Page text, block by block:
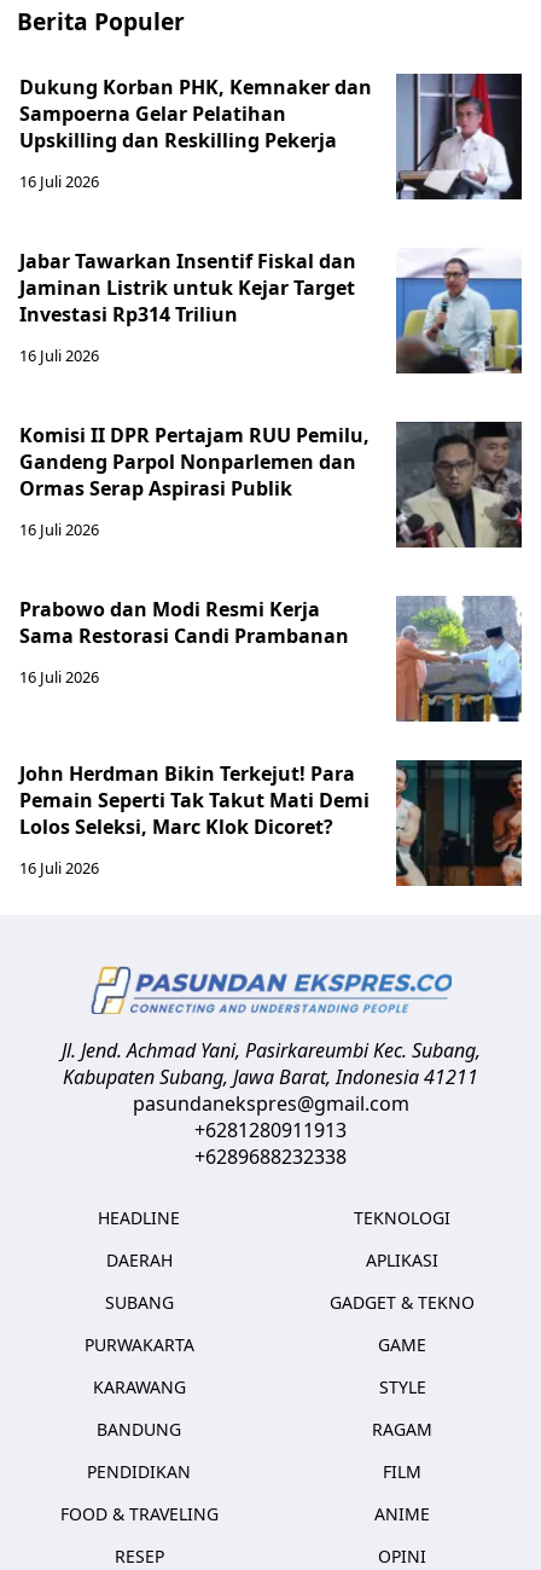
Berita Populer
Dukung Korban PHK, Kemnaker dan
Sampoerna Gelar Pelatihan
Upskilling dan Reskilling Pekerja
16 Juli 2026
Jabar Tawarkan Insentif Fiskal dan
Jaminan Listrik untuk Kejar Target
Investasi Rp314 Triliun
16 Juli 2026
Komisi II DPR Pertajam RUU Pemilu,
Gandeng Parpol Nonparlemen dan
Ormas Serap Aspirasi Publik
16 Juli 2026
Prabowo dan Modi Resmi Kerja
Sama Restorasi Candi Prambanan
16 Juli 2026
John Herdman Bikin Terkejut! Para
Pemain Seperti Tak Takut Mati Demi
Lolos Seleksi, Marc Klok Dicoret?
16 Juli 2026
Jl. Jend. Achmad Yani, Pasirkareumbi Kec. Subang,
Kabupaten Subang, Jawa Barat,Indonesia41211
pasundanekspres@gmail.com
+6281280911913
+6289688232338
HEADLINE
DAERAH
SUBANG
PURWAKARTA
KARAWANG
BANDUNG
PENDIDIKAN
FOOD & TRAVELING
RESEP
TEKNOLOGI
APLIKASI
GADGET & TEKNO
GAME
STYLE
RAGAM
FILM
ANIME
OPINI